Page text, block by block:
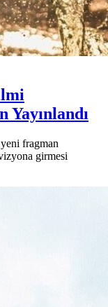
Yayınlandı
fragman
girmesi